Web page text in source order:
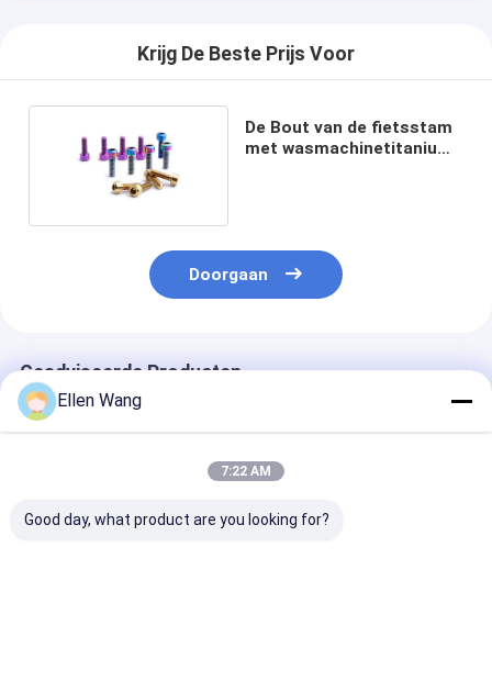
Krijg De Beste Prijs Voor
De Bout van de fietsstam
met wasmachinetitanium
Doorgaan
Geadviseerde Producten
Ellen Wang
7:22 AM
Good day, what product are you looking for?